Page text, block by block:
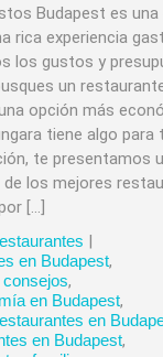
Budapest es una
rica experiencia
los gustos y
un
opción más
tiene algo para
te presentamos
de los mejores
[…]
|
en Budapest,
,
en Budapest,
en
en Budapest,